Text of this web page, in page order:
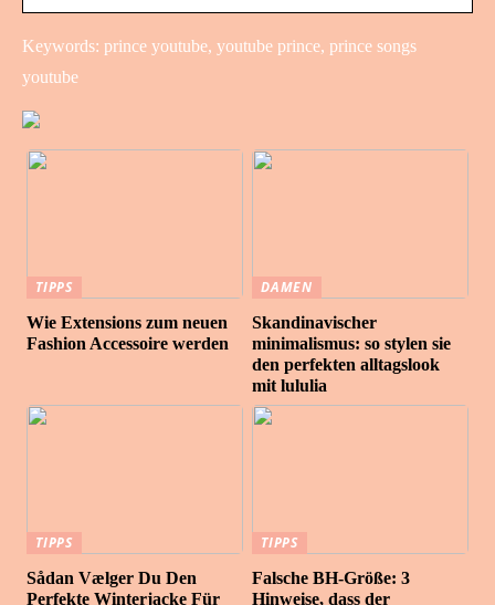
Keywords: prince youtube, youtube prince, prince songs
youtube
TIPPS
Wie Extensions zum neuen
Fashion Accessoire werden
DAMEN
Skandinavischer
minimalismus: so stylen sie
den perfekten alltagslook
mit lululia
TIPPS
Sådan Vælger Du Den
Perfekte Winterjacke Für
TIPPS
Falsche BH-Größe: 3
Hinweise, dass der